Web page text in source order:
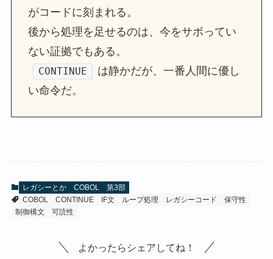
がコードに刻まれる。
後から処理を足せるのは、今をサボってい
ない証拠でもある。
CONTINUE
は静かだが、一番人間に優し
い命令だ。
レガシーとか COBOL
第3部
COBOL
CONTINUE IF文 ループ処理 レガシーコード
保守性
制御構文
可読性
よかったらシェアしてね！